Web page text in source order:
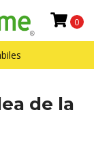
0
de la